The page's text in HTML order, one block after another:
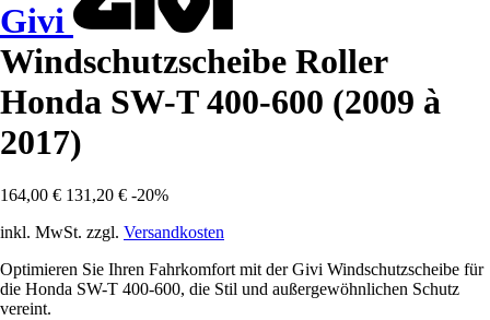
Givi
Windschutzscheibe Roller
Honda SW-T 400-600 (2009 à
2017)
164,00 € 131,20 € -20%
inkl. MwSt. zzgl. Versandkosten
Optimieren Sie Ihren Fahrkomfort mit der Givi Windschutzscheibe für
die Honda SW-T 400-600, die Stil und außergewöhnlichen Schutz
vereint.